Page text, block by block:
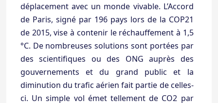
déplacement avec un monde vivable. L’Accord
de Paris, signé par 196 pays lors de la COP21
de 2015, vise à contenir le réchauffement à 1,5
°C. De nombreuses solutions sont portées par
des scientifiques ou des ONG auprès des
gouvernements et du grand public et la
diminution du trafic aérien fait partie de celles-
ci. Un simple vol émet tellement de CO2 par